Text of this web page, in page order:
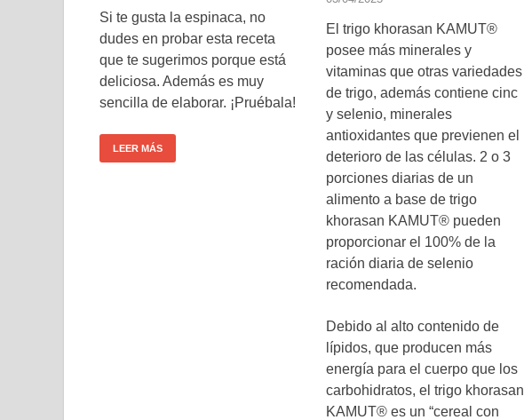
Si te gusta la espinaca, no
dudes en probar esta receta
que te sugerimos porque está
deliciosa. Además es muy
sencilla de elaborar. ¡Pruébala!
LEER MÁS
El trigo khorasan KAMUT®
posee más minerales y
vitaminas que otras variedades
de trigo, además contiene cinc
y selenio, minerales
antioxidantes que previenen el
deterioro de las células. 2 o 3
porciones diarias de un
alimento a base de trigo
khorasan KAMUT® pueden
proporcionar el 100% de la
ración diaria de selenio
recomendada.
Debido al alto contenido de
lípidos, que producen más
energía para el cuerpo que los
carbohidratos, el trigo khorasan
KAMUT® es un “cereal con